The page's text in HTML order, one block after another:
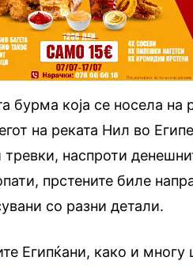
бурма која се носела на
на реката Нил во
тревки, наспроти
прстените биле
со разни детали.
Египќани, како и